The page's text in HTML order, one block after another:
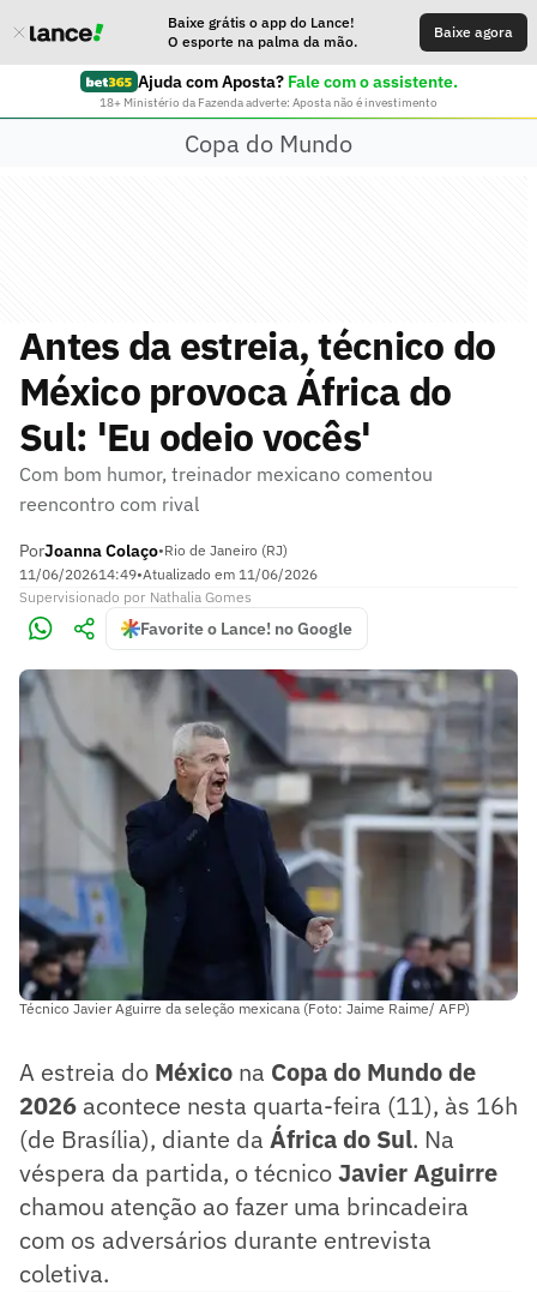
Baixe grátis o app do Lance!
O esporte na palma da mão.
Baixe agora
Ajuda com Aposta? Fale com o assistente.
18+ Ministério da Fazenda adverte: Aposta não é investimento
Copa do Mundo
Antes da estreia, técnico do
México provoca África do
Sul: 'Eu odeio vocês'
Com bom humor, treinador mexicano comentou
reencontro com rival
PorJoanna Colaço•Rio de Janeiro (RJ)
11/06/202614:49•Atualizado em 11/06/2026
Supervisionado por Nathalia Gomes
Favorite o Lance! no Google
Técnico Javier Aguirre da seleção mexicana (Foto: Jaime Raime/ AFP)
A estreia do México na Copa do Mundo de
2026 acontece nesta quarta-feira (11), às 16h
(de Brasília), diante da África do Sul. Na
véspera da partida, o técnicoJavier Aguirre
chamou atenção ao fazer uma brincadeira
com os adversários durante entrevista
coletiva.